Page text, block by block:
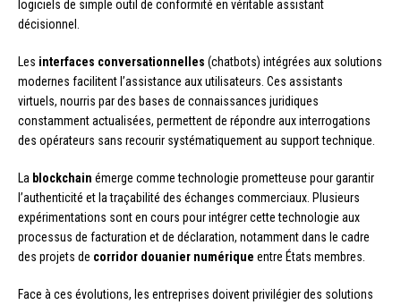
logiciels de simple outil de conformité en véritable assistant
décisionnel.
Les interfaces conversationnelles (chatbots) intégrées aux solutions
modernes facilitent l’assistance aux utilisateurs. Ces assistants
virtuels, nourris par des bases de connaissances juridiques
constamment actualisées, permettent de répondre aux interrogations
des opérateurs sans recourir systématiquement au support technique.
La blockchain émerge comme technologie prometteuse pour garantir
l’authenticité et la traçabilité des échanges commerciaux. Plusieurs
expérimentations sont en cours pour intégrer cette technologie aux
processus de facturation et de déclaration, notamment dans le cadre
des projets de corridor douanier numérique entre États membres.
Face à ces évolutions, les entreprises doivent privilégier des solutions